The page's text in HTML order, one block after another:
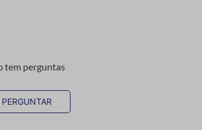
tem perguntas